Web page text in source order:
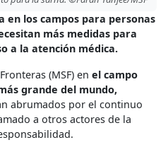
en los campos para personas
más medidas para
a la atención médica.
(MSF) en el campo
grande del mundo,
abrumados por el continuo
a otros actores de la